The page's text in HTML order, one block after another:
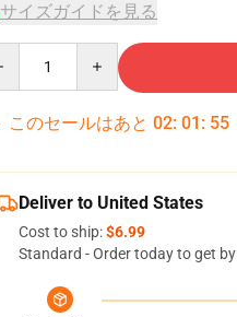
サイズガイドを見る
このセールはあと 02: 01 : 54
Deliver to United States
Cost to ship:$6.99
Standard - Order today to get by